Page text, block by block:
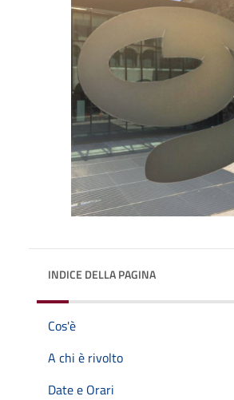
INDICE DELLA PAGINA
Cos'è
A chi è rivolto
Date e Orari